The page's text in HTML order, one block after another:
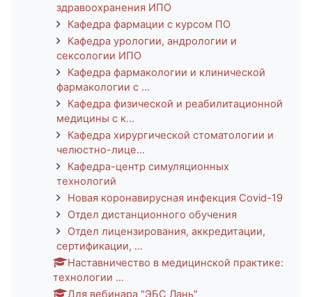
здравоохранения ИПО
Кафедра фармации с курсом ПО
Кафедра урологии, андрологии и
сексологии ИПО
Кафедра фармакологии и клинической
фармакологии с ...
Кафедра физической и реабилитационной
медицины с к...
Кафедра хирургической стоматологии и
челюстно-лице...
Кафедра-центр симуляционных
технологий
Новая коронавирусная инфекция Covid-19
Отдел дистанционного обучения
Отдел лицензирования, аккредитации,
сертификации, ...
Наставничество в медицинской практике:
технологии ...
Для вебинара "ЭБС Лань"